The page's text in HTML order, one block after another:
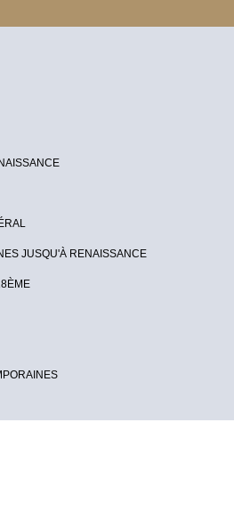
JUSQU'À RENAISSANCE